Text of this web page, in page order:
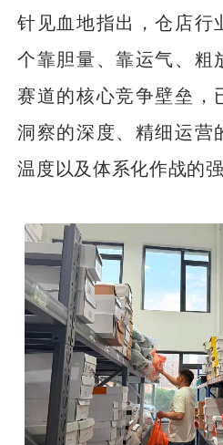
针见血地指出，仓店行
个靠胆量、靠运气、粗
赛道的核心竞争壁垒，
洞察的深度、精细运营
温度以及体系化作战的强